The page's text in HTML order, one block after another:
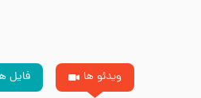
ویدئو ها فایل